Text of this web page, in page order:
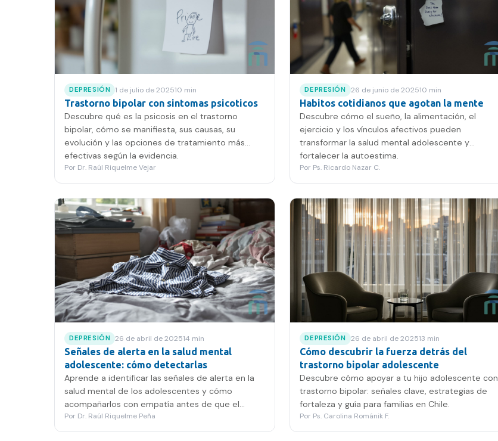
DEPRESIÓN 1 de julio de 202510 min
Trastorno bipolar con sintomas psicoticos
Descubre qué es la psicosis en el trastorno
bipolar, cómo se manifiesta, sus causas, su
evolución y las opciones de tratamiento más
efectivas según la evidencia.
Por Dr. Raúl Riquelme Vejar
DEPRESIÓN 26 de junio de 202510 min
Habitos cotidianos que agotan la mente
Descubre cómo el sueño, la alimentación, el
ejercicio y los vínculos afectivos pueden
transformar la salud mental adolescente y
fortalecer la autoestima.
Por Ps. Ricardo Nazar C.
DEPRESIÓN 26 de abril de 202514 min
Señales de alerta en la salud mental
adolescente: cómo detectarlas
Aprende a identificar las señales de alerta en la
salud mental de los adolescentes y cómo
acompañarlos con empatía antes de que el
malestar se agrave.
Por Dr. Raúl Riquelme Peña
DEPRESIÓN 26 de abril de 202513 min
Cómo descubrir la fuerza detrás del
trastorno bipolar adolescente
Descubre cómo apoyar a tu hijo adolescente con
trastorno bipolar: señales clave, estrategias de
fortaleza y guía para familias en Chile.
Por Ps. Carolina Románik F.